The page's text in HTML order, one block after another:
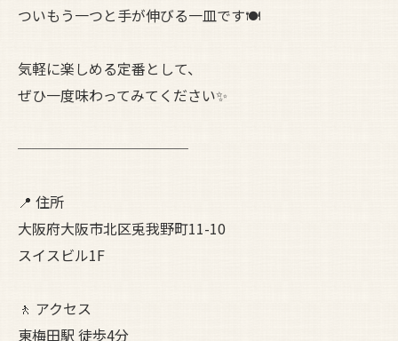
ついもう一つと手が伸びる一皿です🍽️
気軽に楽しめる定番として、
ぜひ一度味わってみてください✨
────────────
📍 住所
大阪府大阪市北区兎我野町11-10
スイスビル1F
🚶 アクセス
東梅田駅 徒歩4分